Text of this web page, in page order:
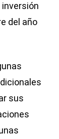
del año
sus